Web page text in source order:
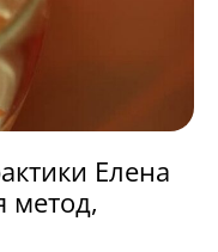
Елена
метод,